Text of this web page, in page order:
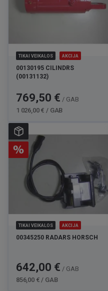
TIKAI VEIKALOS AKCIJA
00130195 CILINDRS
(00131132)
Cena
769,50 € / GAB
1 026,00 € / GAB
TIKAI VEIKALOS AKCIJA
00345250 RADARS HORSCH
Cena
642,00 € / GAB
856,00 € / GAB